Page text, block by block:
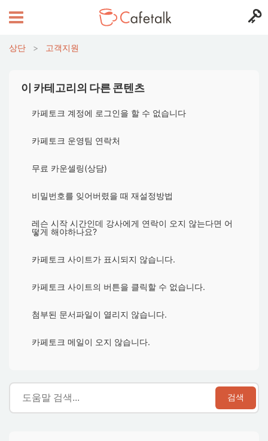
상단 > 고객지원
이 카테고리의 다른 콘텐츠
카페토크 계정에 로그인을 할 수 없습니다
카페토크 운영팀 연락처
무료 카운셀링(상담)
비밀번호를 잊어버렸을 때 재설정방법
레슨 시작 시간인데 강사에게 연락이 오지 않는다면 어
떻게 해야하나요?
카페토크 사이트가 표시되지 않습니다.
카페토크 사이트의 버튼을 클릭할 수 없습니다.
첨부된 문서파일이 열리지 않습니다.
카페토크 메일이 오지 않습니다.
검색